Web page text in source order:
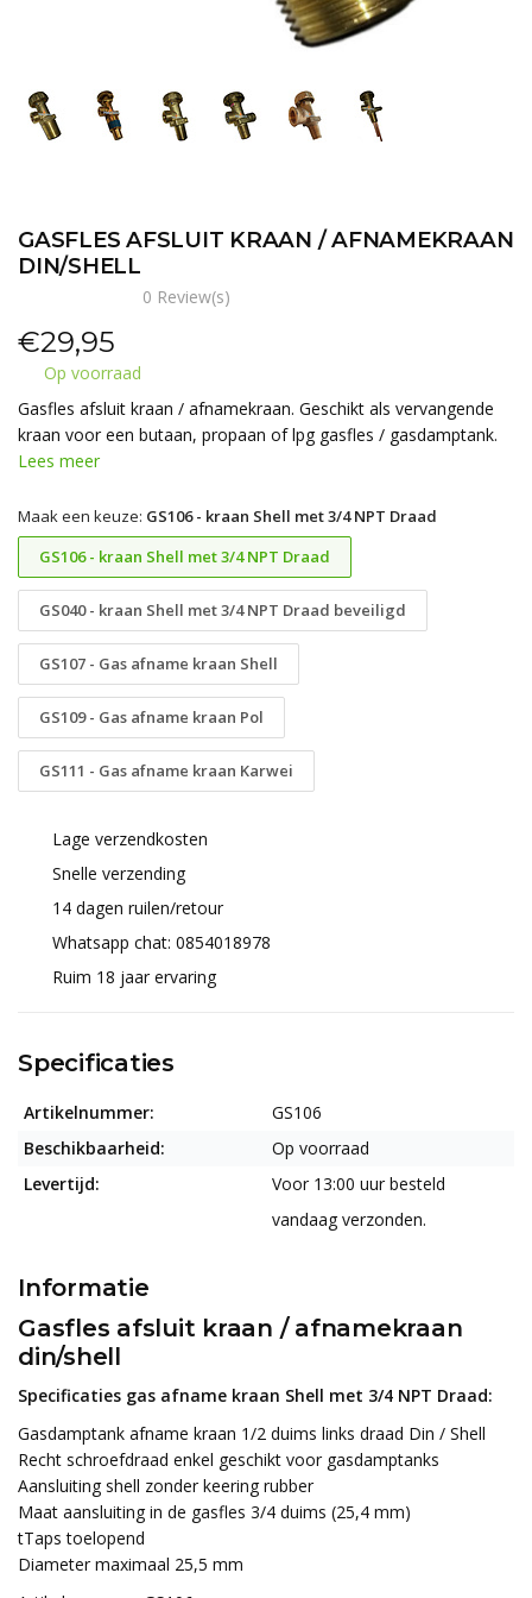
GASFLES AFSLUIT KRAAN / AFNAMEKRAAN
DIN/SHELL
0 Review(s)
€29,95
Op voorraad
Gasfles afsluit kraan / afnamekraan. Geschikt als vervangende
kraan voor een butaan, propaan of lpg gasfles / gasdamptank.
Lees meer
Maak een keuze: GS106 - kraan Shell met 3/4 NPT Draad
GS106 - kraan Shell met 3/4 NPT Draad
GS040 - kraan Shell met 3/4 NPT Draad beveiligd
GS107 - Gas afname kraan Shell
GS109 - Gas afname kraan Pol
GS111 - Gas afname kraan Karwei
Lage verzendkosten
Snelle verzending
14 dagen ruilen/retour
Whatsapp chat: 0854018978
Ruim 18 jaar ervaring
Specificaties
Artikelnummer:
GS106
Beschikbaarheid:
Op voorraad
Levertijd:
Voor 13:00 uur besteld
vandaag verzonden.
Informatie
Gasfles afsluit kraan / afnamekraan
din/shell
Specificaties gas afname kraan Shell met 3/4 NPT Draad:
Gasdamptank afname kraan 1/2 duims links draad Din / Shell
Recht schroefdraad enkel geschikt voor gasdamptanks
Aansluiting shell zonder keering rubber
Maat aansluiting in de gasfles 3/4 duims (25,4 mm)
tTaps toelopend
Diameter maximaal 25,5 mm